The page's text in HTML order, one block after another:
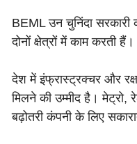
BEML उन चुनिंदा सरकारी
दोनों क्षेत्रों में काम करती हैं।
देश में इंफ्रास्ट्रक्चर और
मिलने की उम्मीद है।
बढ़ोतरी कंपनी के लिए